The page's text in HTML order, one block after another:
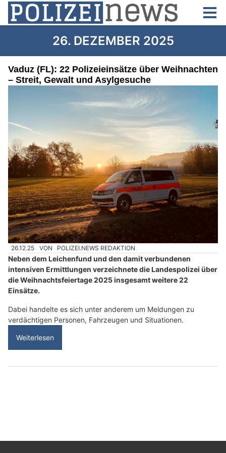
26. DEZEMBER 2025
Vaduz (FL): 22 Polizeieinsätze über Weihnachten
– Streit, Gewalt und Asylgesuche
26.12.25 VON POLIZEI.NEWS REDAKTION
Neben dem Leichenfund und den damit verbundenen
intensiven Ermittlungen verzeichnete die Landespolizei über
die Weihnachtsfeiertage 2025 insgesamt weitere 22
Einsätze.
Dabei handelte es sich unter anderem um Meldungen zu
verdächtigen Personen, Fahrzeugen und Situationen.
Weiterlesen